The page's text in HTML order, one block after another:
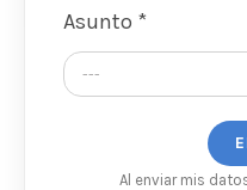
Asunto *
Al enviar mis